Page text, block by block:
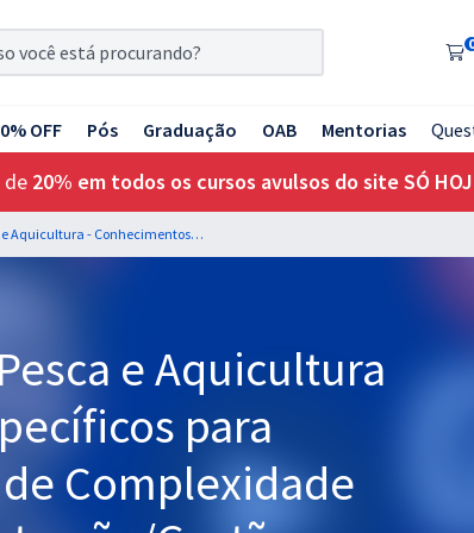
0
OFF Pós Graduação OAB Mentorias
de 20% em todos os cursos avulsos do site SÓ
MPA - Ministério da Pesca e Aquicultura - Conhecimentos Específicos para Atividades Técnicas de Complexidade Intelectual - Administração/Gestão Pública (Temporário)
e Aquicultura
para
Complexidade